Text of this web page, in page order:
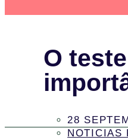
O
28
NOTICIAS